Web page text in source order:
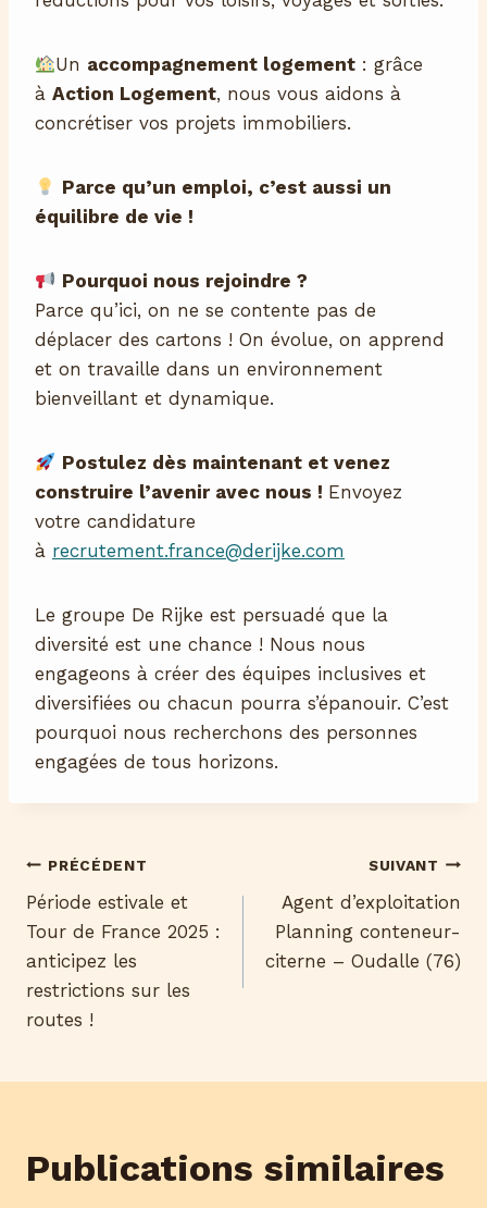
Un accompagnement logement : grâce
à Action Logement, nous vous aidons à
concrétiser vos projets immobiliers.
Parce qu’un emploi, c’est aussi un
équilibre de vie !
Pourquoi nous rejoindre ?
Parce qu’ici, on ne se contente pas de
déplacer des cartons ! On évolue, on apprend
et on travaille dans un environnement
bienveillant et dynamique.
Postulez dès maintenant et venez
construire l’avenir avec nous ! Envoyez
votre candidature
à recrutement.france@derijke.com
Le groupe De Rijke est persuadé que la
diversité est une chance ! Nous nous
engageons à créer des équipes inclusives et
diversifiées ou chacun pourra s’épanouir. C’est
pourquoi nous recherchons des personnes
engagées de tous horizons.
Navigation
de
l’article
PRÉCÉDENT
Période estivale et
Tour de France 2025 :
anticipez les
restrictions sur les
routes !
SUIVANT
Agent d’exploitation
Planning conteneur-
citerne – Oudalle (76)
Publications similaires